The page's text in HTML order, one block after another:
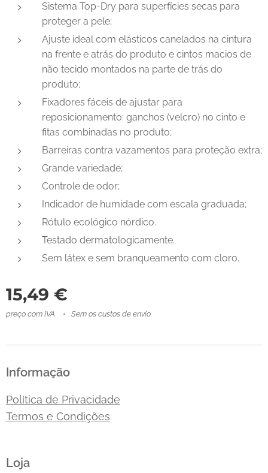
Sistema Top-Dry para superfícies secas para
proteger a pele;
Ajuste ideal com elásticos canelados na cintura
na frente e atrás do produto e cintos macios de
não tecido montados na parte de trás do
produto;
Fixadores fáceis de ajustar para
reposicionamento: ganchos (velcro) no cinto e
fitas combinadas no produto;
Barreiras contra vazamentos para proteção extra;
Grande variedade;
Controle de odor;
Indicador de humidade com escala graduada;
Rótulo ecológico nórdico.
Testado dermatologicamente.
Sem látex e sem branqueamento com cloro.
15,49 €
preço com IVA Sem os custos de envio
Informação
Política de Privacidade
Termos e Condições
Loja